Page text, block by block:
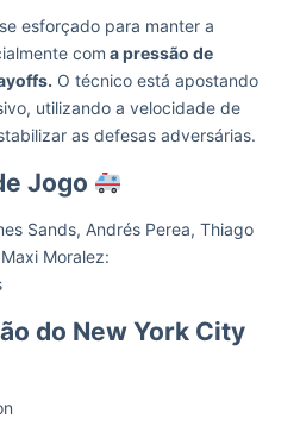
esforçado para manter a
com a pressão de
O técnico está apostando
utilizando a velocidade de
as defesas adversárias.
Jogo
Sands, Andrés Perea, Thiago
Moralez:
do New York City